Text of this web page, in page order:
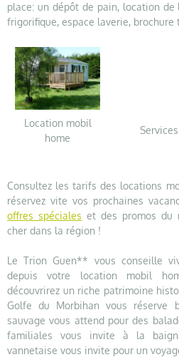
place: un dépôt de pain, location
frigorifique, espace laverie, brochure
Location mobil
home
Services
Consultez les tarifs des locations
réservez vite vos prochaines
offres spéciales et des promos du
cher dans la région !
Le Trion Guen** vous conseille
depuis votre location mobil
découvrirez un riche patrimoine
Golfe du Morbihan vous réserve
sauvage vous attend pour des
familiales vous invite à la
vannetaise vous invite pour un